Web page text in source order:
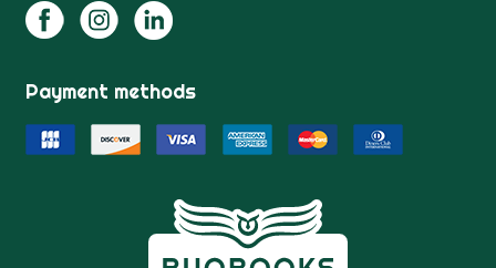
Payment methods